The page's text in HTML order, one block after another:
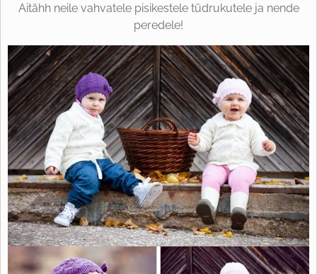
Aitähh neile vahvatele pisikestele tüdrukutele ja nende
peredele!